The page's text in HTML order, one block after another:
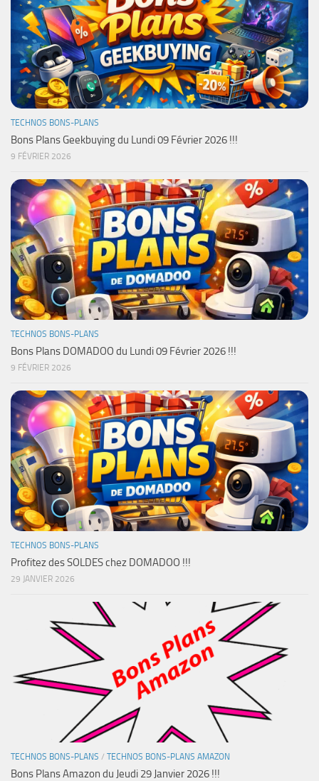
TECHNOS BONS-PLANS
Bons Plans Geekbuying du Lundi 09 Février 2026 !!!
9 FÉVRIER 2026
TECHNOS BONS-PLANS
Bons Plans DOMADOO du Lundi 09 Février 2026 !!!
9 FÉVRIER 2026
TECHNOS BONS-PLANS
Profitez des SOLDES chez DOMADOO !!!
29 JANVIER 2026
TECHNOS BONS-PLANS / TECHNOS BONS-PLANS AMAZON
Bons Plans Amazon du Jeudi 29 Janvier 2026 !!!